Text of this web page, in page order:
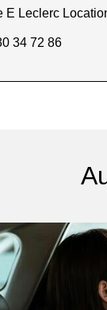
E Leclerc
34 72 86